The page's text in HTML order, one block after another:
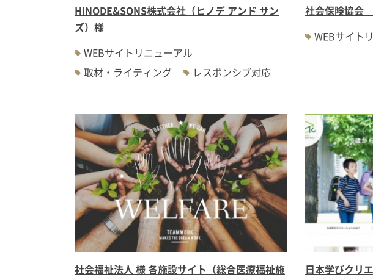
HINODE&SONS株式会社（ヒノデ アンド サン
ズ）様
WEBサイトリニューアル
取材・ライティング
レスポンシブ対応
社会保険協会
WEBサイト
社会福祉法人 様 各施設サイト（総合医療福祉施
日本学びクリ